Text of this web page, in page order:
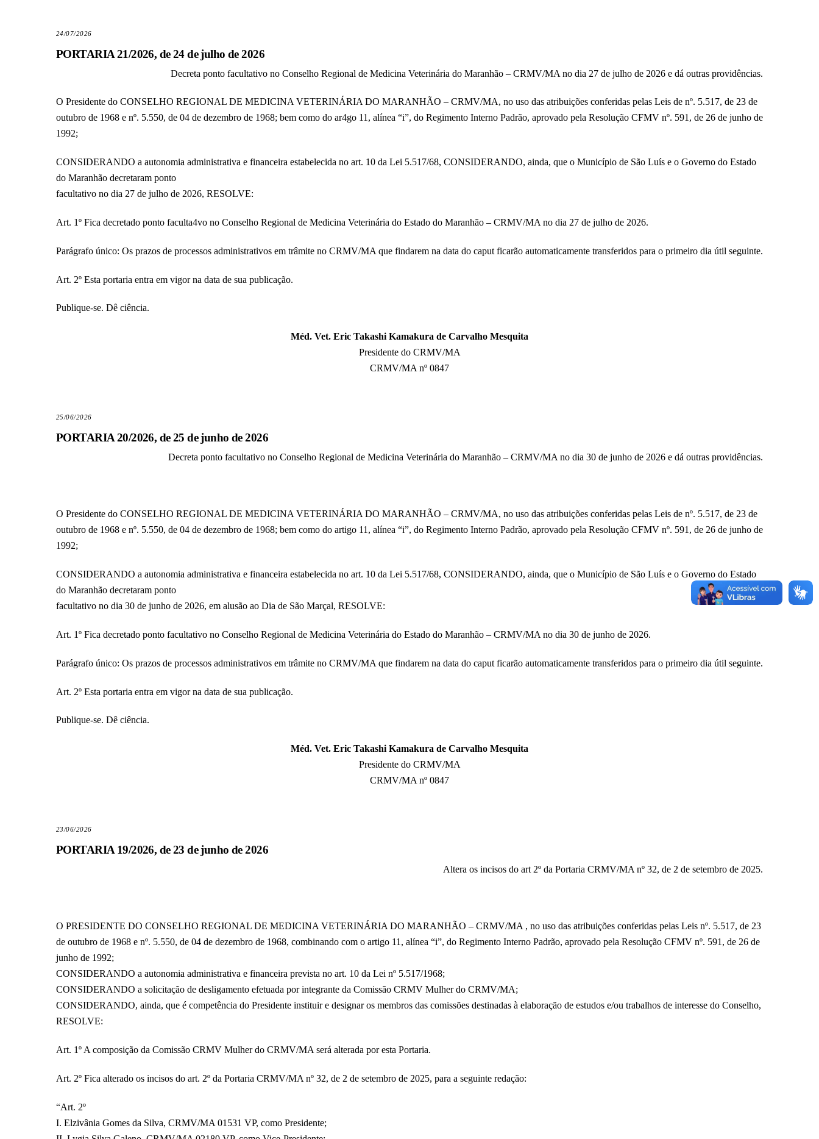
24/07/2026
PORTARIA 21/2026, de 24 de julho de 2026
Decreta ponto facultativo no Conselho Regional de Medicina Veterinária do Maranhão – CRMV/MA no dia 27 de julho de 2026 e dá outras providências.
O Presidente do CONSELHO REGIONAL DE MEDICINA VETERINÁRIA DO MARANHÃO – CRMV/MA, no uso das atribuições conferidas pelas Leis de nº. 5.517, de 23 de
outubro de 1968 e nº. 5.550, de 04 de dezembro de 1968; bem como do ar4go 11, alínea “i”, do Regimento Interno Padrão, aprovado pela Resolução CFMV nº. 591, de 26 de junho de
1992;
CONSIDERANDO a autonomia administrativa e financeira estabelecida no art. 10 da Lei 5.517/68, CONSIDERANDO, ainda, que o Município de São Luís e o Governo do Estado
do Maranhão decretaram ponto
facultativo no dia 27 de julho de 2026, RESOLVE:
Art. 1º Fica decretado ponto faculta4vo no Conselho Regional de Medicina Veterinária do Estado do Maranhão – CRMV/MA no dia 27 de julho de 2026.
Parágrafo único: Os prazos de processos administrativos em trâmite no CRMV/MA que findarem na data do caput ficarão automaticamente transferidos para o primeiro dia útil seguinte.
Art. 2º Esta portaria entra em vigor na data de sua publicação.
Publique-se. Dê ciência.
Méd. Vet. Eric Takashi Kamakura de Carvalho Mesquita
Presidente do CRMV/MA
CRMV/MA nº 0847
25/06/2026
PORTARIA 20/2026, de 25 de junho de 2026
Decreta ponto facultativo no Conselho Regional de Medicina Veterinária do Maranhão – CRMV/MA no dia 30 de junho de 2026 e dá outras providências.
O Presidente do CONSELHO REGIONAL DE MEDICINA VETERINÁRIA DO MARANHÃO – CRMV/MA, no uso das atribuições conferidas pelas Leis de nº. 5.517, de 23 de
outubro de 1968 e nº. 5.550, de 04 de dezembro de 1968; bem como do artigo 11, alínea “i”, do Regimento Interno Padrão, aprovado pela Resolução CFMV nº. 591, de 26 de junho de
1992;
CONSIDERANDO a autonomia administrativa e financeira estabelecida no art. 10 da Lei 5.517/68, CONSIDERANDO, ainda, que o Município de São Luís e o Governo do Estado
do Maranhão decretaram ponto
facultativo no dia 30 de junho de 2026, em alusão ao Dia de São Marçal, RESOLVE:
Art. 1º Fica decretado ponto facultativo no Conselho Regional de Medicina Veterinária do Estado do Maranhão – CRMV/MA no dia 30 de junho de 2026.
Parágrafo único: Os prazos de processos administrativos em trâmite no CRMV/MA que findarem na data do caput ficarão automaticamente transferidos para o primeiro dia útil seguinte.
Art. 2º Esta portaria entra em vigor na data de sua publicação.
Publique-se. Dê ciência.
Méd. Vet. Eric Takashi Kamakura de Carvalho Mesquita
Presidente do CRMV/MA
CRMV/MA nº 0847
23/06/2026
PORTARIA 19/2026, de 23 de junho de 2026
Altera os incisos do art 2º da Portaria CRMV/MA nº 32, de 2 de setembro de 2025.
O PRESIDENTE DO CONSELHO REGIONAL DE MEDICINA VETERINÁRIA DO MARANHÃO – CRMV/MA , no uso das atribuições conferidas pelas Leis nº. 5.517, de 23
de outubro de 1968 e nº. 5.550, de 04 de dezembro de 1968, combinando com o artigo 11, alínea “i”, do Regimento Interno Padrão, aprovado pela Resolução CFMV nº. 591, de 26 de
junho de 1992;
CONSIDERANDO a autonomia administrativa e financeira prevista no art. 10 da Lei nº 5.517/1968;
CONSIDERANDO a solicitação de desligamento efetuada por integrante da Comissão CRMV Mulher do CRMV/MA;
CONSIDERANDO, ainda, que é competência do Presidente instituir e designar os membros das comissões destinadas à elaboração de estudos e/ou trabalhos de interesse do Conselho,
RESOLVE:
Art. 1º A composição da Comissão CRMV Mulher do CRMV/MA será alterada por esta Portaria.
Art. 2º Fica alterado os incisos do art. 2º da Portaria CRMV/MA nº 32, de 2 de setembro de 2025, para a seguinte redação:
“Art. 2º
I. Elzivânia Gomes da Silva, CRMV/MA 01531 VP, como Presidente;